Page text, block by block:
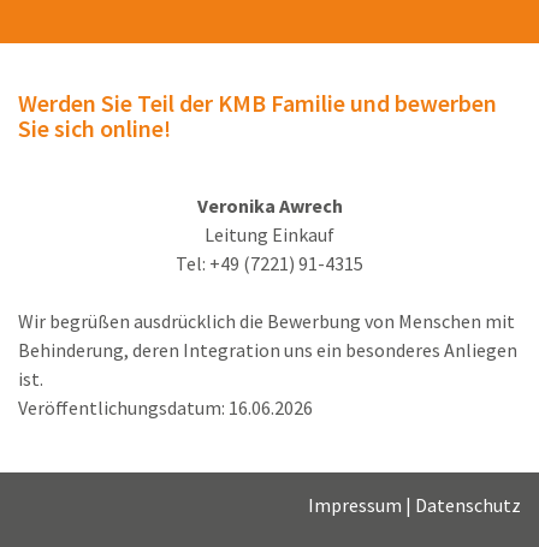
Werden Sie Teil der KMB Familie und bewerben
Sie sich online!
Veronika Awrech
Leitung Einkauf
Tel: +49 (7221) 91-4315
Wir begrüßen ausdrücklich die Bewerbung von Menschen mit
Behinderung, deren Integration uns ein besonderes Anliegen
ist.
Veröffentlichungsdatum: 16.06.2026
Impressum | Datenschutz